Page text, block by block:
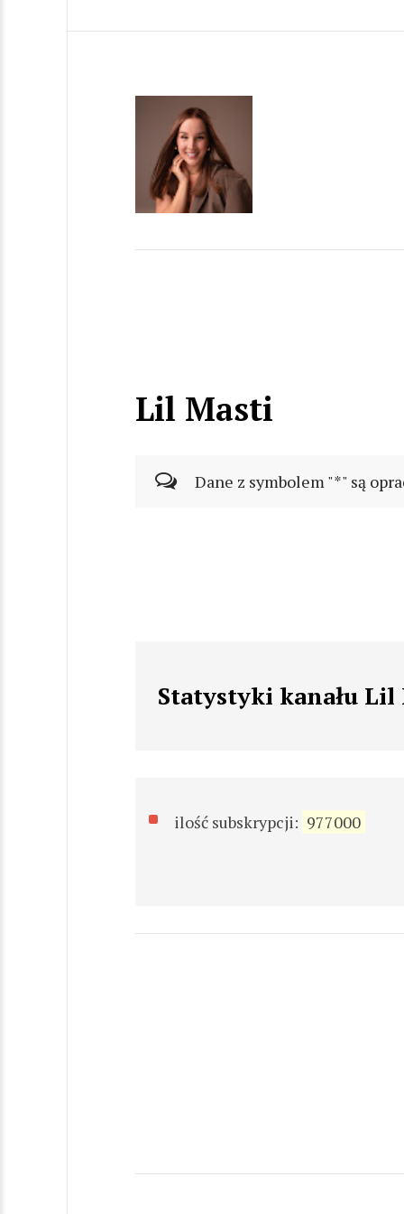
Lil Masti
Dane z symbolem "*" są
Statystyki kanału Lil
ilość subskrypcji: 977000